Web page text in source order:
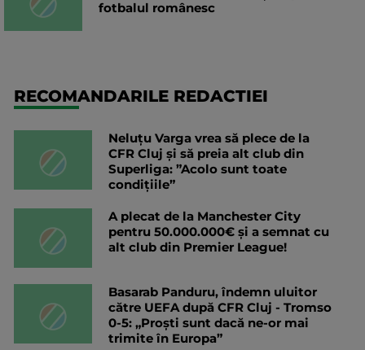
fotbalul românesc
RECOMANDARILE REDACTIEI
Neluțu Varga vrea să plece de la
CFR Cluj și să preia alt club din
Superliga: ”Acolo sunt toate
condițiile”
A plecat de la Manchester City
pentru 50.000.000€ și a semnat cu
alt club din Premier League!
Basarab Panduru, îndemn uluitor
către UEFA după CFR Cluj - Tromso
0-5: „Proști sunt dacă ne-or mai
trimite în Europa”